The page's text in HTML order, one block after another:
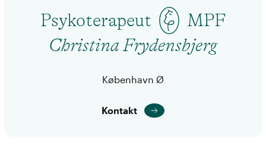
Psykoterapeut
MPF
Christina Frydensbjerg
København Ø
Kontakt